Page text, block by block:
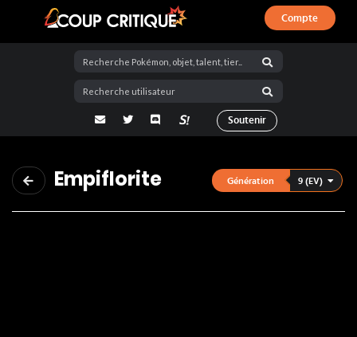
Coup Critique
Compte
adresse email
Twitter Discord La Salty Room sur Pokémon
Soutenir
Empiflorite Génération 9 (EV)